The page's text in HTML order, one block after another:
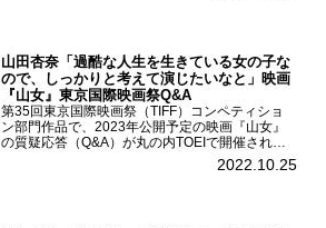
山田杏奈「過酷な人生を生きている女の子な
ので、しっかりと考えて演じたいなと」映画
『山女』東京国際映画祭Q&A
第35回東京国際映画祭（TIFF）コンペティショ
ン部門作品で、2023年公開予定の映画『山女』
の質疑応答（Q&A）が丸の内TOEIで開催され、
主演を務めた女優の山田杏奈、監督の福永壮志が
登壇。本作について語った。映画『山女』第35
2022.10.25